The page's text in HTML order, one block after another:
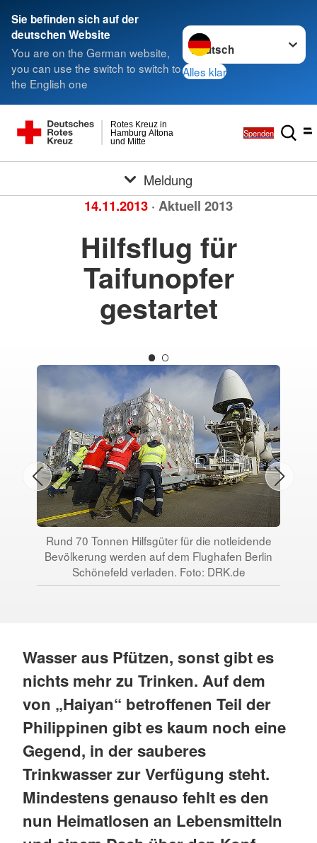
Sie befinden sich auf der
deutschen Website
You are on the German website,
you can use the switch to switch to
the English one
Sprache wechseln zu
Alles klar
und Mitte
Hamburg Altona
Rotes Kreuz in
Spenden
Meldung
14.11.2013 · Aktuell 2013
Hilfsflug für
Taifunopfer
gestartet
Rund 70 Tonnen Hilfsgüter für die notleidende
Bevölkerung werden auf dem Flughafen Berlin
Schönefeld verladen. Foto: DRK.de
Wasser aus Pfützen, sonst gibt es
nichts mehr zu Trinken. Auf dem
von „Haiyan“ betroffenen Teil der
Philippinen gibt es kaum noch eine
Gegend, in der sauberes
Trinkwasser zur Verfügung steht.
Mindestens genauso fehlt es den
nun Heimatlosen an Lebensmitteln